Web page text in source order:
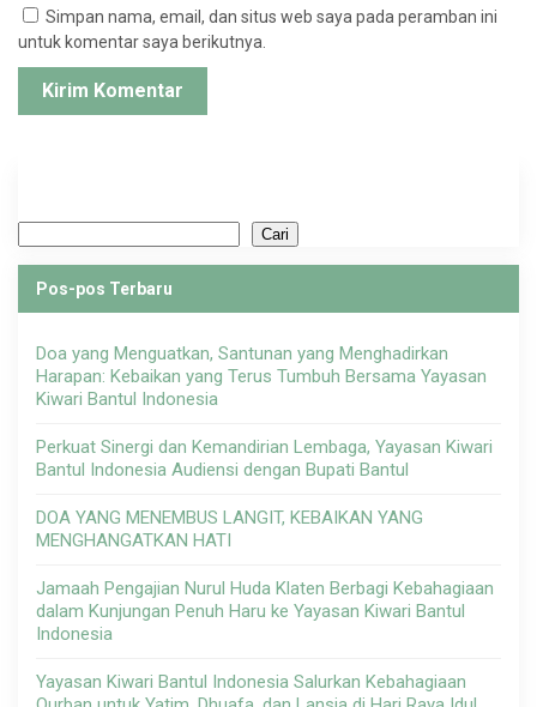
Simpan nama, email, dan situs web saya pada peramban ini
untuk komentar saya berikutnya.
Cari
Pos-pos Terbaru
Doa yang Menguatkan, Santunan yang Menghadirkan
Harapan: Kebaikan yang Terus Tumbuh Bersama Yayasan
Kiwari Bantul Indonesia
Perkuat Sinergi dan Kemandirian Lembaga, Yayasan Kiwari
Bantul Indonesia Audiensi dengan Bupati Bantul
DOA YANG MENEMBUS LANGIT, KEBAIKAN YANG
MENGHANGATKAN HATI
Jamaah Pengajian Nurul Huda Klaten Berbagi Kebahagiaan
dalam Kunjungan Penuh Haru ke Yayasan Kiwari Bantul
Indonesia
Yayasan Kiwari Bantul Indonesia Salurkan Kebahagiaan